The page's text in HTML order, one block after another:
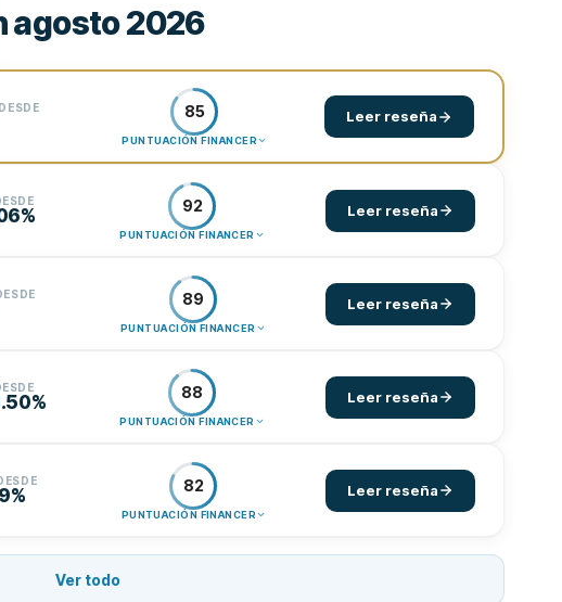
agosto 2026
85
PUNTUACIÓN FINANCER
Leer reseña
92
PUNTUACIÓN FINANCER
Leer reseña
89
PUNTUACIÓN FINANCER
Leer reseña
88
PUNTUACIÓN FINANCER
Leer reseña
82
PUNTUACIÓN FINANCER
Leer reseña
Ver todo